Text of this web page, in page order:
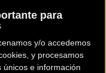
para
y/o accedemos
y procesamos
e información